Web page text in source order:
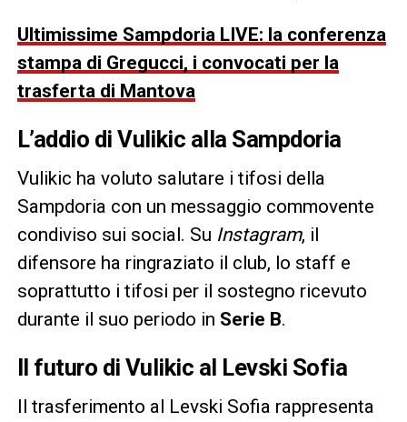
Ultimissime Sampdoria LIVE: la conferenza
stampa di Gregucci, i convocati per la
trasferta di Mantova
L’addio di Vulikic alla Sampdoria
Vulikic ha voluto salutare i tifosi della
Sampdoria con un messaggio commovente
condiviso sui social. Su Instagram, il
difensore ha ringraziato il club, lo staff e
soprattutto i tifosi per il sostegno ricevuto
durante il suo periodo in Serie B.
Il futuro di Vulikic al Levski Sofia
Il trasferimento al Levski Sofia rappresenta